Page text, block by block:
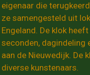
eigenaar die
ze samengesteld uit
Engeland. De klok
seconden, dagindeling
aan de Nieuwedijk. De
diverse kunstenaars.